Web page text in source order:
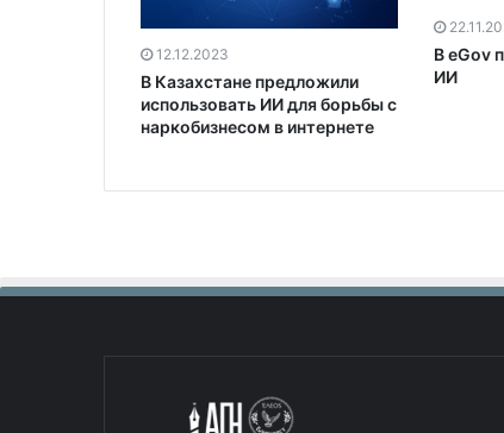
12.12.2023
В Казахстане предложили
использовать ИИ для борьбы с
наркобизнесом в интернете
В eGov
ИИ